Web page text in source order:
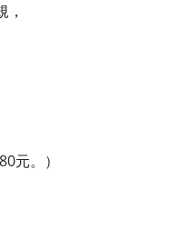
，
元。）